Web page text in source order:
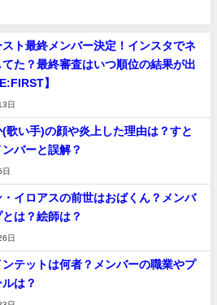
ト最終メンバー決定！インスタでネ
てた？最終審査はいつ順位の結果が出
】
日
(歌い手)の顔や炎上した理由は？すと
バーと誤解？
・イロアスの前世はおばくん？メンバ
は？絵師は？
日
テットは何者？メンバーの職業やプ
は？